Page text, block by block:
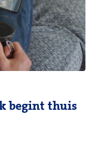
begint thuis